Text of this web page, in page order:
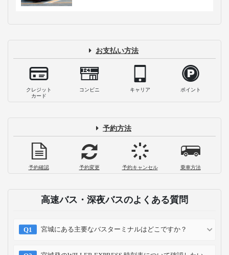
お支払い方法
クレジット
カード
コンビニ キャリア ポイント
予約方法
予約確認 予約変更 予約キャンセル 乗車方法
高速バス・深夜バスのよくある質問
宮城にある主要なバスターミナルはどこですか？